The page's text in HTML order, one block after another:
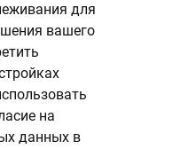
для
вашего
на
данных в